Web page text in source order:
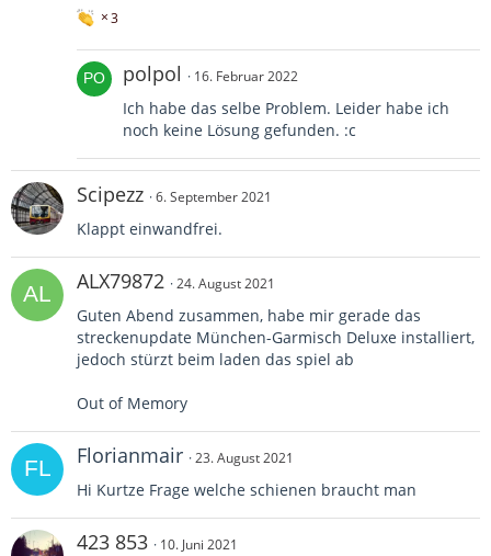
3
polpol 16. Februar 2022
Ich habe das selbe Problem. Leider habe ich
noch keine Lösung gefunden. :c
Scipezz 6. September 2021
Klappt einwandfrei.
ALX79872 24. August 2021
Guten Abend zusammen, habe mir gerade das
streckenupdate München-Garmisch Deluxe installiert,
jedoch stürzt beim laden das spiel ab
Out of Memory
Florianmair 23. August 2021
Hi Kurtze Frage welche schienen braucht man
423 853 10. Juni 2021